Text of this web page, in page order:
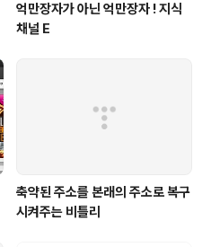
억만장자가 아닌 억만장자 ! 지식
채널 E
축약된 주소를 본래의 주소로 복구
시켜주는 비틀리